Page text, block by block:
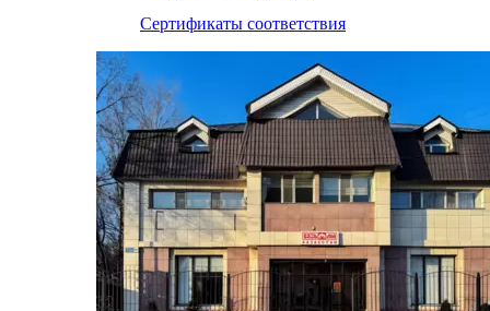
Сертификаты соответствия